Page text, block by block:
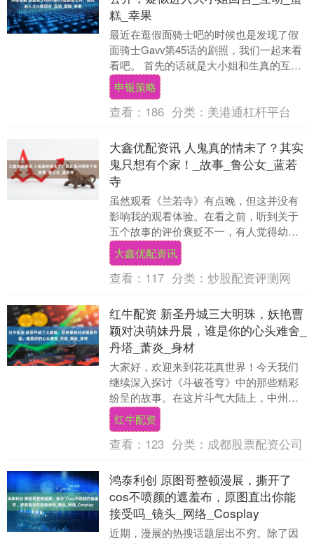
糕_幸果
最近在逛假面骑士吧的时候也是发现了假
面骑士Gavv第45话的剧照，我们一起来看
看吧。 首先的话就是大小姐和生真的互动
了，看来这波大小姐是彻底的盯上生真
了，不过敢....
申银策略
查看： 186 分类： 美港通杠杆平台
大鑫优配资讯 人鬼真的情未了？其实
鬼只想有个家！_故事_鲁公女_蓝若
寺
虽然观看《兰若寺》有点晚，但这并没有
影响我的观看体验。在看之前，听到关于
五个故事的评价褒贬不一，有人觉得幼
稚，有人则认为值得一看……个人觉得，
追光这次的小百伶百....
大鑫优配资讯
查看： 117 分类： 炒股配资评测网
红牛配资 新圣丹城三大明珠，妖艳曹
颖对决萌妹丹晨，谁是你的心头难舍_
丹塔_萧炎_身材
大家好，欢迎来到花花真世界！今天我们
继续深入探讨《斗破苍穹》中的那些精彩
纷呈的故事。在这片斗气大陆上，中州无
疑是最繁华、最为重磅的区域。提到中州
的顶尖势力，大家....
红牛配资
查看： 123 分类： 成都股票配资公司
鸿泰利创 原图哥整顿漫展，撕开了
cos不喷颜的遮羞布，原图直出你能
接受吗_镜头_网络_Cosplay
近期，漫展的热搜话题层出不穷。除了因